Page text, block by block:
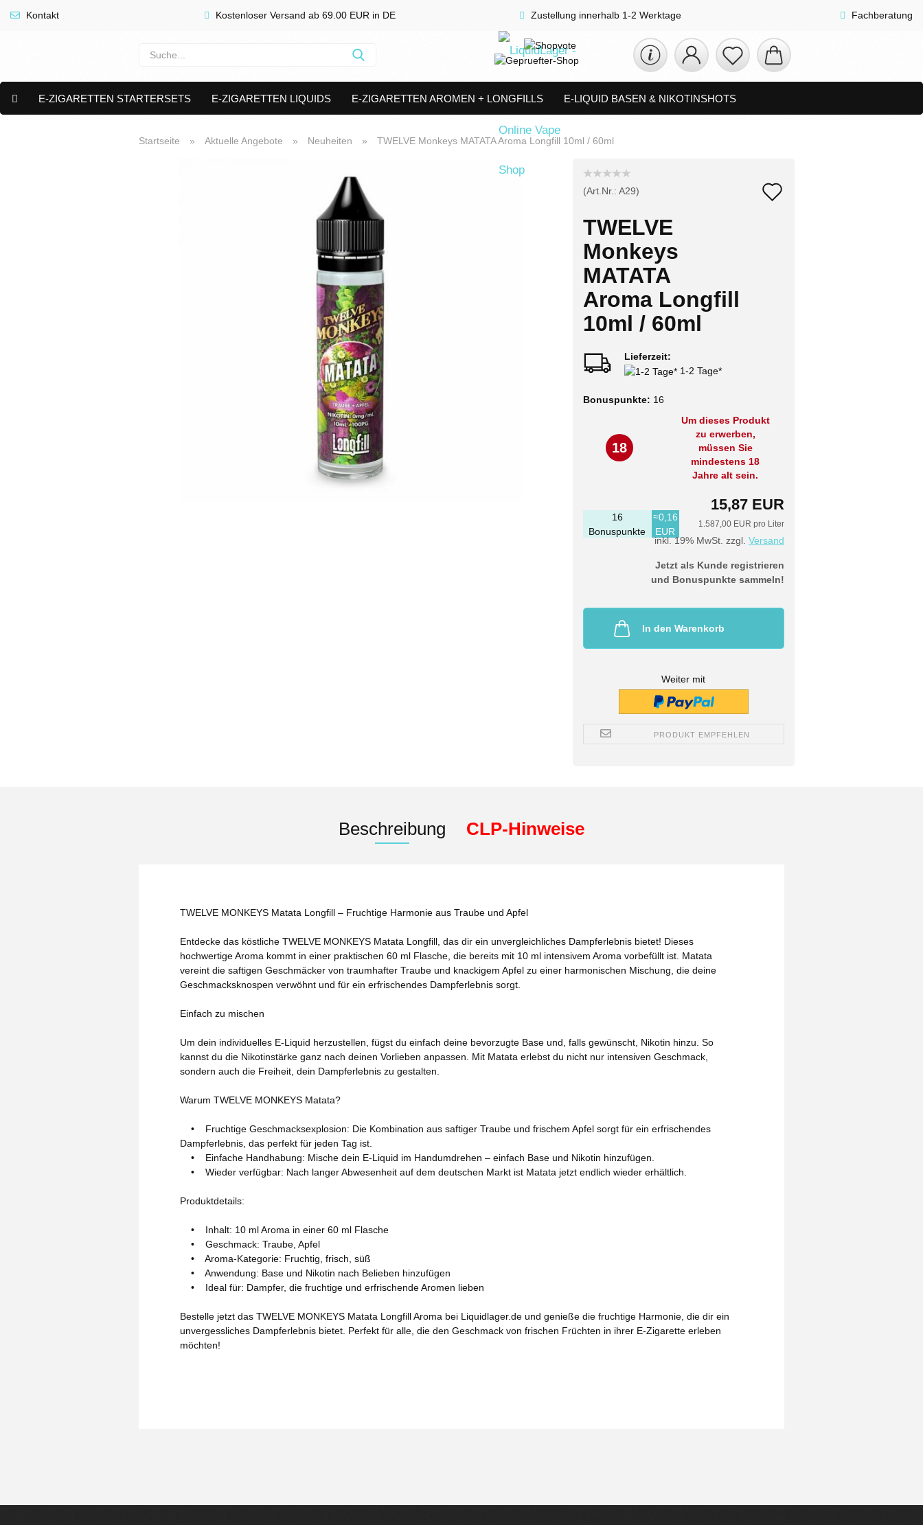
Kontakt Kostenloser Versand ab 69.00 EUR in DE Zustellung innerhalb 1-2 Werktage Fachberatung
E-ZIGARETTEN STARTERSETS E-ZIGARETTEN LIQUIDS E-ZIGARETTEN AROMEN + LONGFILLS E-LIQUID BASEN & NIKOTINSHOTS
VERDAMPFER & COILS AKKUTRÄGER & SETS
Startseite » Aktuelle Angebote » Neuheiten » TWELVE Monkeys MATATA Aroma Longfill 10ml / 60ml
(Art.Nr.: A29)
TWELVE
Monkeys
MATATA
Aroma Longfill
10ml / 60ml
Lieferzeit:
1-2 Tage*
Bonuspunkte: 16
18
Um dieses Produkt
zu erwerben,
müssen Sie
mindestens 18
Jahre alt sein.
15,87 EUR
1.587,00 EUR pro Liter
inkl. 19% MwSt. zzgl. Versand
16
Bonuspunkte
≈0,16
EUR
Jetzt als Kunde registrieren
und Bonuspunkte sammeln!
In den Warenkorb
Weiter mit
PRODUKT EMPFEHLEN
Beschreibung CLP-Hinweise
TWELVE MONKEYS Matata Longfill – Fruchtige Harmonie aus Traube und Apfel
Entdecke das köstliche TWELVE MONKEYS Matata Longfill, das dir ein unvergleichliches Dampferlebnis bietet! Dieses
hochwertige Aroma kommt in einer praktischen 60 ml Flasche, die bereits mit 10 ml intensivem Aroma vorbefüllt ist. Matata
vereint die saftigen Geschmäcker von traumhafter Traube und knackigem Apfel zu einer harmonischen Mischung, die deine
Geschmacksknospen verwöhnt und für ein erfrischendes Dampferlebnis sorgt.
Einfach zu mischen
Um dein individuelles E-Liquid herzustellen, fügst du einfach deine bevorzugte Base und, falls gewünscht, Nikotin hinzu. So
kannst du die Nikotinstärke ganz nach deinen Vorlieben anpassen. Mit Matata erlebst du nicht nur intensiven Geschmack,
sondern auch die Freiheit, dein Dampferlebnis zu gestalten.
Warum TWELVE MONKEYS Matata?
• Fruchtige Geschmacksexplosion: Die Kombination aus saftiger Traube und frischem Apfel sorgt für ein erfrischendes
Dampferlebnis, das perfekt für jeden Tag ist.
• Einfache Handhabung: Mische dein E-Liquid im Handumdrehen – einfach Base und Nikotin hinzufügen.
• Wieder verfügbar: Nach langer Abwesenheit auf dem deutschen Markt ist Matata jetzt endlich wieder erhältlich.
Produktdetails:
• Inhalt: 10 ml Aroma in einer 60 ml Flasche
• Geschmack: Traube, Apfel
• Aroma-Kategorie: Fruchtig, frisch, süß
• Anwendung: Base und Nikotin nach Belieben hinzufügen
• Ideal für: Dampfer, die fruchtige und erfrischende Aromen lieben
Bestelle jetzt das TWELVE MONKEYS Matata Longfill Aroma bei Liquidlager.de und genieße die fruchtige Harmonie, die dir ein
unvergessliches Dampferlebnis bietet. Perfekt für alle, die den Geschmack von frischen Früchten in ihrer E-Zigarette erleben
möchten!